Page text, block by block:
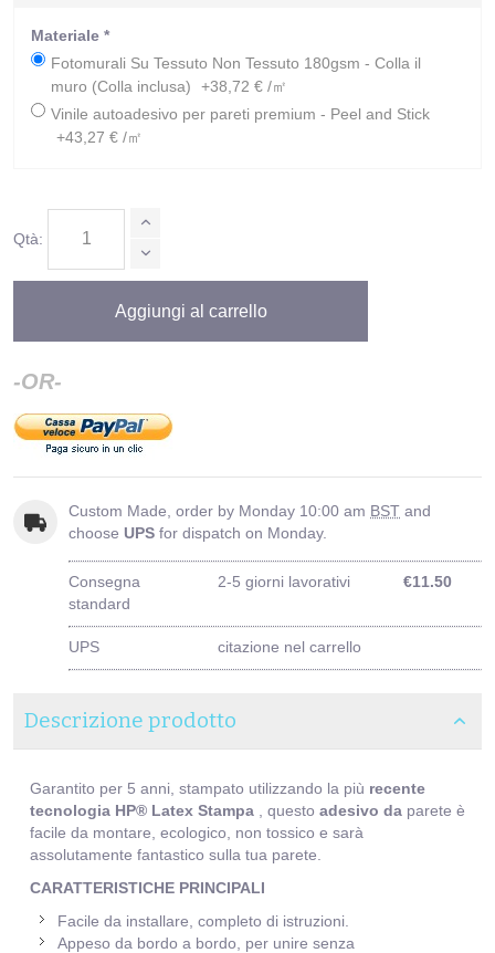
Materiale *
Fotomurali Su Tessuto Non Tessuto 180gsm - Colla il
muro (Colla inclusa)
+38,72 € /㎡
Vinile autoadesivo per pareti premium - Peel and Stick
+43,27 € /㎡
Qtà:
Aggiungi al carrello
-OR-
Custom Made, order by Monday 10:00 am BST and
choose UPS for dispatch on Monday.
Consegna
standard
2-5 giorni lavorativi €11.50
UPS citazione nel carrello
Descrizione prodotto
Garantito per 5 anni, stampato utilizzando la più recente
tecnologia HP® Latex Stampa , questo adesivo da parete è
facile da montare, ecologico, non tossico e sarà
assolutamente fantastico sulla tua parete.
CARATTERISTICHE PRINCIPALI
Facile da installare, completo di istruzioni.
Appeso da bordo a bordo, per unire senza